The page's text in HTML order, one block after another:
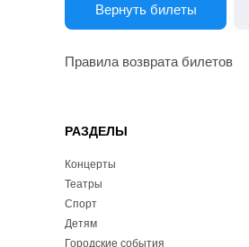
Вернуть билеты
Правила возврата билетов
РАЗДЕЛЫ
Концерты
Театры
Спорт
Детям
Городские события